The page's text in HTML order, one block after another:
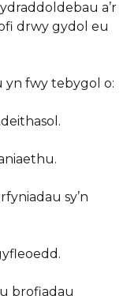
a’r
drwy gydol eu
yn fwy tebygol o:
sy’n
brofiadau